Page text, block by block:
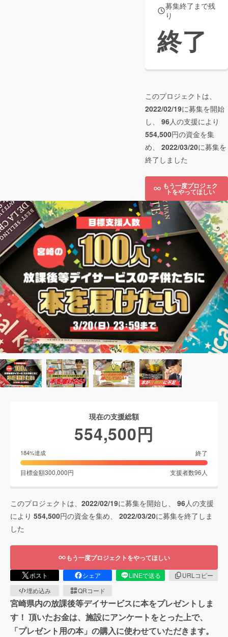
募集終了まで残
り
終了
このプロジェクトは、
2022/02/19に募集を開始
し、 96人の支援により
554,500円の資金を集
め、 2022/03/20に募集を
終了しました
もう一度プロジェク
トをやってほしい
現在の支援総額
554,500円
184%達成 終了
目標金額300,000円 支援者数96 人
このプロジェクトは、 2022/02/19に募集を開始し、 96人の支援
により 554,500円の資金を集め、 2022/03/20に募集を終了しま
した
もう一度プロジェクトをやってほしい
ポスト シェア LINEで送る
URLコピー
埋め込み
QRコード
宮崎県内の放課後等デイサービスに本をプレゼントしま
す！ 頂いたお金は、施設にアンケートをとった上で、
「プレゼント用の本」の購入に使わせていただきます。